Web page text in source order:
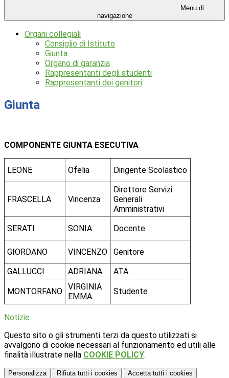
Menu di
navigazione
Organi collegiali
Consiglio di Istituto
Giunta
Organo di garanzia
Rappresentanti degli studenti
Rappresentanti dei genitori
Giunta
COMPONENTE GIUNTA ESECUTIVA
LEONE Ofelia Dirigente Scolastico
FRASCELLA Vincenza
Direttore Servizi
Generali
Amministrativi
SERATI
SONIA Docente
GIORDANO VINCENZO
Genitore
GALLUCCI
ADRIANA ATA
MONTORFANO VIRGINIA
EMMA
Studente
Notizie
Questo sito o gli strumenti terzi da questo utilizzati si
avvalgono di cookie necessari al funzionamento ed utili alle
finalità illustrate nella COOKIE POLICY.
Personalizza Rifiuta tutti i cookies Accetta tutti i cookies